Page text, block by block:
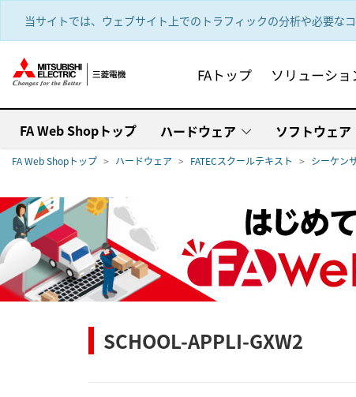
当サイトでは、ウェブサイト上でのトラフィックの分析や必要な
FAトップ ソリューショ
FA Web Shopトップ ハードウェア ソフトウェア
FA Web Shopトップ ハードウェア FATECスクールテキスト シーケン
SCHOOL-APPLI-GXW2